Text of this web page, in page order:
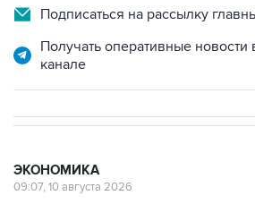
Подписаться на рассылку
Получать оперативные
канале
ЭКОНОМИКА
09:07, 10 августа 2026